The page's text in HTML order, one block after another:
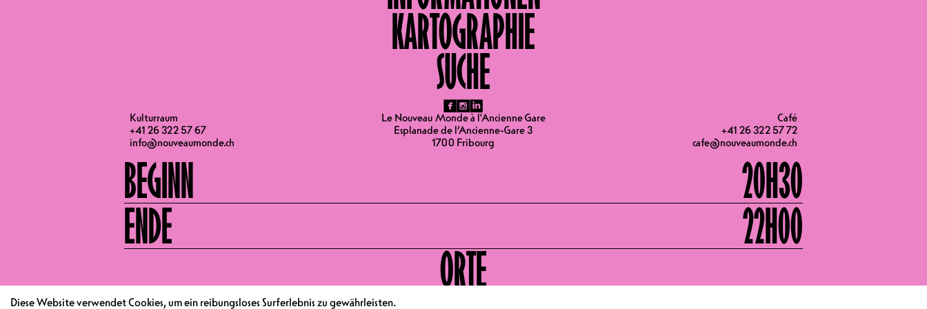
KARTOGRAPHIE
SUCHE
fb ig li
Kulturraum
+41 26 322 57 67
info@nouveaumonde.ch
Le Nouveau Monde à l'Ancienne Gare
Esplanade de l’Ancienne-Gare 3
1700 Fribourg
Café
+41 26 322 57 72
cafe@nouveaumonde.ch
– Grand prix du Jury 2019 du Festival National des Humoriste de Tournon
ZEITEN 16.02.2024
TÜRÖFFNUNG
20H00
BEGINN
20H30
ENDE
22H00
ORTE
Diese Website verwendet Cookies, um ein reibungsloses Surferlebnis zu gewährleisten.